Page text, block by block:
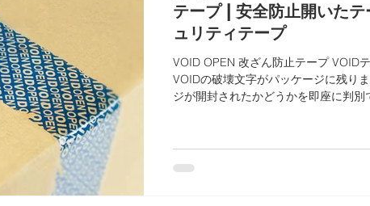
テープ | 安全防止開いた
ュリティテープ
VOID OPEN 改ざん防止テープ VOID
VOIDの破壊文字がパッケージに残り
ジが開封されたかどうかを即座に判